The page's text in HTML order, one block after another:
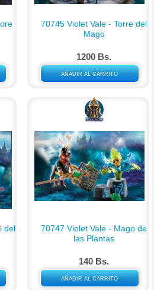
70745 Violet Vale - Torre del
Mago
1200 Bs.
AÑADIR AL CARRITO
del
70747 Violet Vale - Mago de
las Plantas
140 Bs.
AÑADIR AL CARRITO